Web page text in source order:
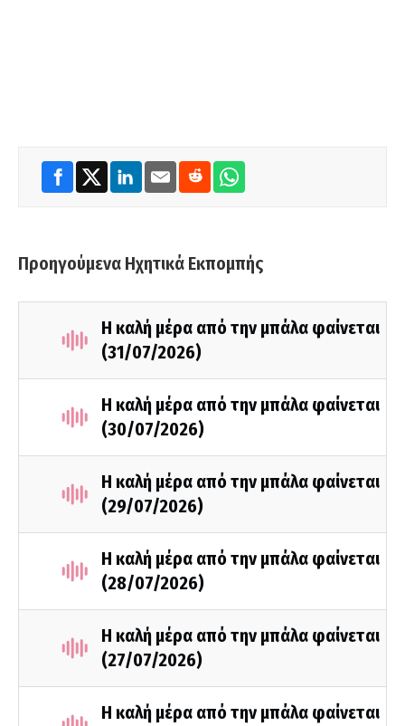
Προηγούμενα Ηχητικά Εκπομπής
Η καλή μέρα από την μπάλα φαίνεται
(31/07/2026)
Η καλή μέρα από την μπάλα φαίνεται
(30/07/2026)
Η καλή μέρα από την μπάλα φαίνεται
(29/07/2026)
Η καλή μέρα από την μπάλα φαίνεται
(28/07/2026)
Η καλή μέρα από την μπάλα φαίνεται
(27/07/2026)
Η καλή μέρα από την μπάλα φαίνεται